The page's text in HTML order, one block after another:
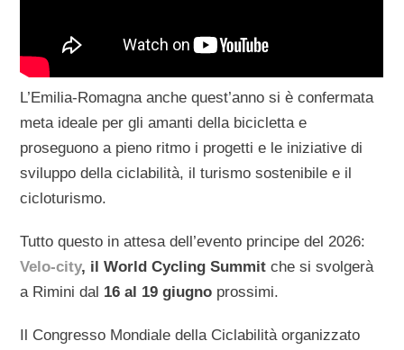
L’Emilia-Romagna anche quest’anno si è confermata
meta ideale per gli amanti della bicicletta e
proseguono a pieno ritmo i progetti e le iniziative di
sviluppo della ciclabilità, il turismo sostenibile e il
cicloturismo.
Tutto questo in attesa dell’evento principe del 2026:
Velo-city, il World Cycling Summit che si svolgerà
a Rimini dal 16 al 19 giugno prossimi.
Il Congresso Mondiale della Ciclabilità organizzato